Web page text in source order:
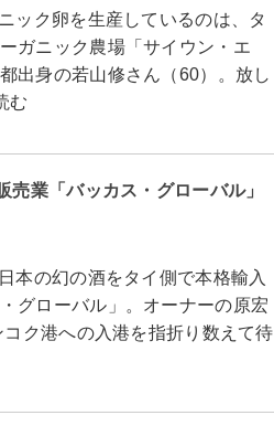
ク卵を生産しているのは、タ
ガニック農場「サイウン・エ
出身の若山修さん（60）。放し
む
業「バッカス・グローバル」
の幻の酒をタイ側で本格輸入
グローバル」。オーナーの原宏
ク港への入港を指折り数えて待